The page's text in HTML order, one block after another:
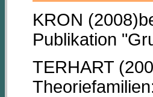
KRON
Publikation
TERHART